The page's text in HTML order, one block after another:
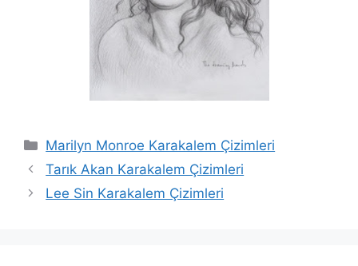
Categories
Marilyn Monroe Karakalem Çizimleri
Tarık Akan Karakalem Çizimleri
Lee Sin Karakalem Çizimleri